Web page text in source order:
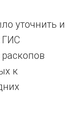
уточнить и
ГИС
к